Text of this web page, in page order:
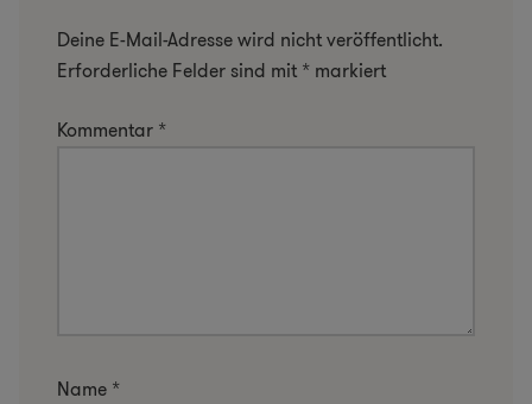
Deine E-Mail-Adresse wird nicht veröffentlicht.
Erforderliche Felder sind mit * markiert
Kommentar *
Name *